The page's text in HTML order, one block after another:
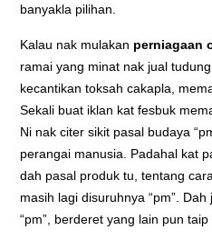
banyakla pilihan.
Kalau nak mulakan perniagaan
ramai yang minat nak jual
kecantikan toksah cakapla,
Sekali buat iklan kat fesbuk
Ni nak citer sikit pasal budaya
perangai manusia. Padahal kat
dah pasal produk tu, tentang
masih lagi disuruhnya “pm”.
“pm”, berderet yang lain pun taip